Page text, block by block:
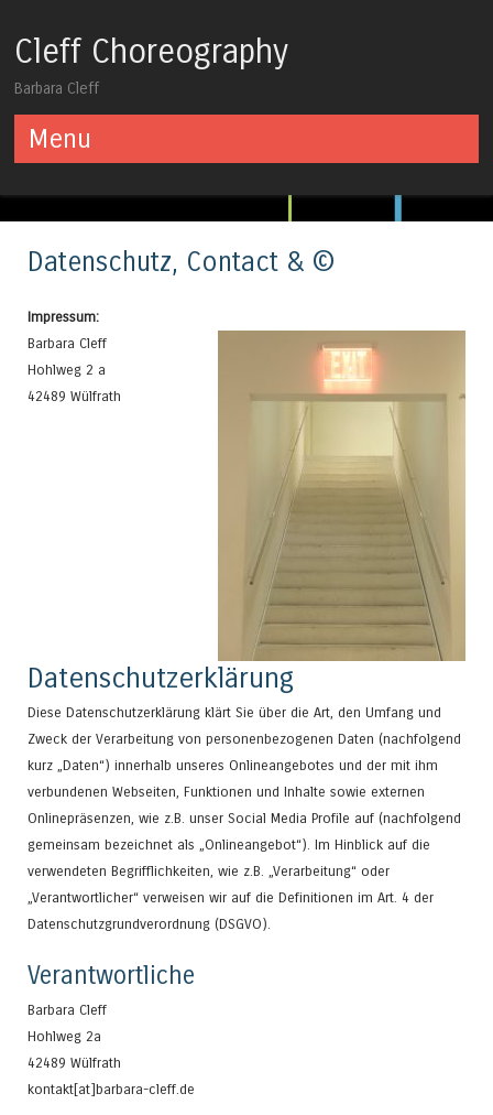
Cleff Choreography
Barbara Cleff
Menu
Datenschutz, Contact & ©
Impressum:
Barbara Cleff
Hohlweg 2 a
42489 Wülfrath
Datenschutzerklärung
Diese Datenschutzerklärung klärt Sie über die Art, den Umfang und
Zweck der Verarbeitung von personenbezogenen Daten (nachfolgend
kurz „Daten“) innerhalb unseres Onlineangebotes und der mit ihm
verbundenen Webseiten, Funktionen und Inhalte sowie externen
Onlinepräsenzen, wie z.B. unser Social Media Profile auf (nachfolgend
gemeinsam bezeichnet als „Onlineangebot“). Im Hinblick auf die
verwendeten Begrifflichkeiten, wie z.B. „Verarbeitung“ oder
„Verantwortlicher“ verweisen wir auf die Definitionen im Art. 4 der
Datenschutzgrundverordnung (DSGVO).
Verantwortliche
Barbara Cleff
Hohlweg 2a
42489 Wülfrath
kontakt[at]barbara-cleff.de